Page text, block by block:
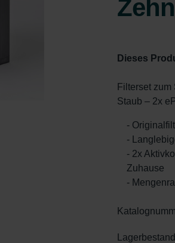
Dieses
Filterset
Staub – 2x
-
-
- 2x
Zuhause
-